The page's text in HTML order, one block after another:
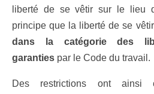
liberté de se vêtir sur le lieu
principe que la liberté de se
dans la catégorie des
garanties par le Code du travail.
Des restrictions ont ainsi